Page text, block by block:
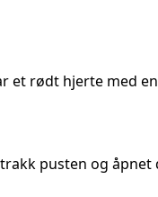
et rødt hjerte med
pusten og åpnet